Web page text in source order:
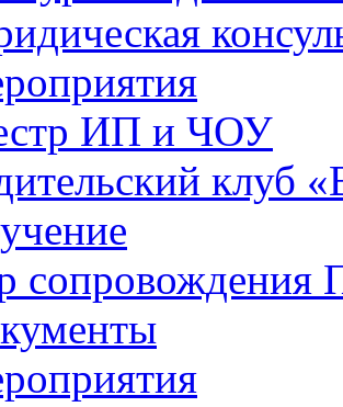
ИП и ЧОУ
клуб
сопровождения